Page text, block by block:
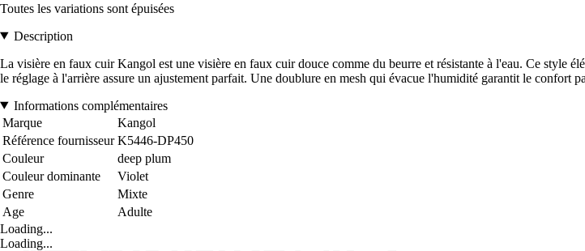
Toutes les variations sont épuisées
Description
La visière en faux cuir Kangol est une visière en faux cuir douce comme du beurre et résistante à l'eau. Ce style
le réglage à l'arrière assure un ajustement parfait. Une doublure en mesh qui évacue l'humidité garantit le
Informations complémentaires
Marque
Kangol
Référence fournisseur K5446-DP450
Couleur
deep plum
Couleur dominante
Violet
Genre
Mixte
Age
Adulte
Loading...
Loading...